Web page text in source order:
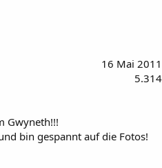
16 Mai 2011
5.314
Gwyneth!!!
bin gespannt auf die Fotos!